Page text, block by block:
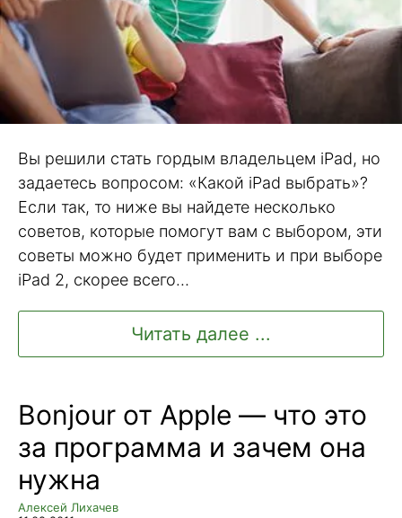
Вы решили стать гордым владельцем iPad, но
задаетесь вопросом: «Какой iPad выбрать»?
Если так, то ниже вы найдете несколько
советов, которые помогут вам с выбором, эти
советы можно будет применить и при выборе
iPad 2, скорее всего…
Читать далее ...
Bonjour от Apple — что это
за программа и зачем она
нужна
Алексей Лихачев